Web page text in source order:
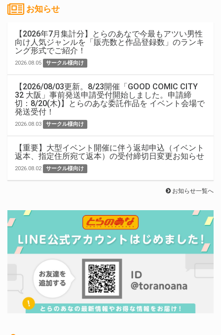
お知らせ
【2026年7月集計分】とらのあなで今最もアツい男性
向け人気ジャンルを「販売数と作品登録数」のランキ
ング形式でご紹介！
2026.08.05 サークル様向け
【2026/08/03更新。8/23開催「GOOD COMIC CITY
32 大阪」事前発送申請受付開始しました。申請締
切：8/20(木)】とらのあな委託作品を イベント会場で
発送受付！
2026.08.03 サークル様向け
【重要】大型イベント開催に伴う返却申込（イベント
返本、指定住所宛て返本）の受付締切日変更お知らせ
2026.08.02 サークル様向け
お知らせ一覧へ